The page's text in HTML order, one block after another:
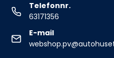
Telefonnr.
63171356
E-mail